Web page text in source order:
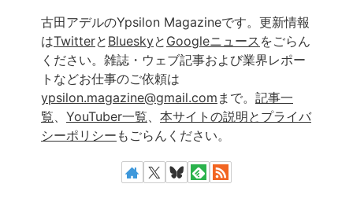
古田アデルのYpsilon Magazineです。更新情報
はTwitterと Blueskyと Googleニュース をごらん
ください。雑誌・ウェブ記事および業界レポー
トなどお仕事のご依頼は
ypsilon.magazine@gmail.com まで。 記事一
覧、 YouTuber一覧、 本サイトの説明とプライバ
シーポリシー もごらんください。